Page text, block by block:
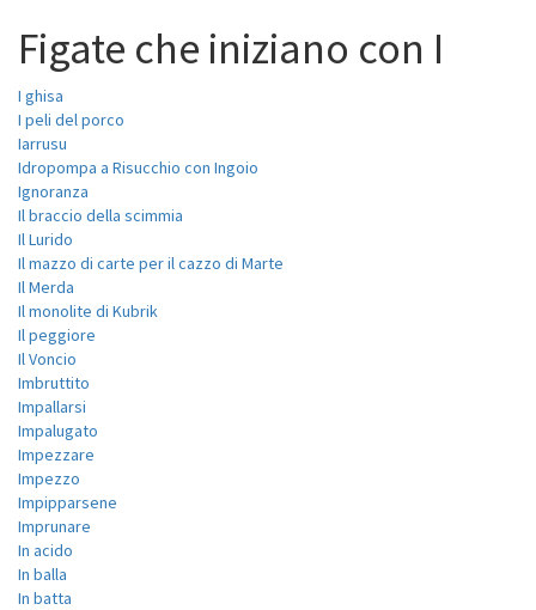
Figate che iniziano con I
I ghisa
I peli del porco
Iarrusu
Idropompa a Risucchio con Ingoio
Ignoranza
Il braccio della scimmia
Il Lurido
Il mazzo di carte per il cazzo di Marte
Il Merda
Il monolite di Kubrik
Il peggiore
Il Voncio
Imbruttito
Impallarsi
Impalugato
Impezzare
Impezzo
Impipparsene
Imprunare
In acido
In balla
In batta